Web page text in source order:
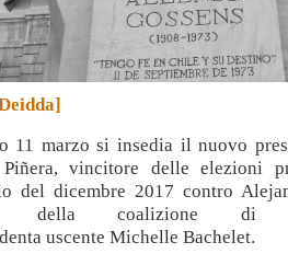
11 marzo si insedia il nuovo
Piñera, vincitore delle elezioni
del dicembre 2017 contro
della coalizione di
uscente Michelle Bachelet.